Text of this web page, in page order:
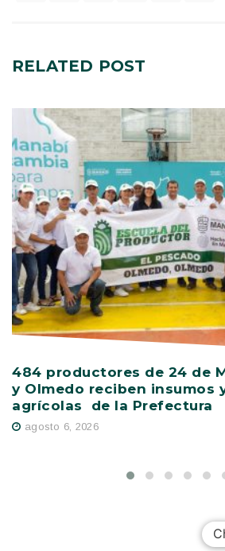
RELATED POST
484 productores de 24 de
y Olmedo reciben insumos
agrícolas de la Prefectura
agosto 6, 2026